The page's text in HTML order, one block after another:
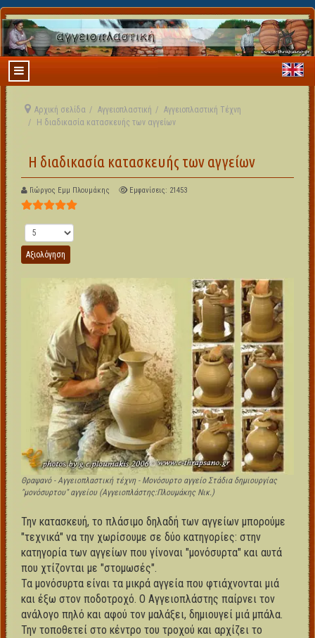
Αρχική σελίδα Αγγειοπλαστική
Αγγειοπλαστική Τέχνη
Η διαδικασία κατασκευής των αγγείων
Η διαδικασία κατασκευής των αγγείων
Γιώργος Εμμ Πλουμάκης Εμφανίσεις: 21453
Αξιολόγηση Χρήστη:
Παρακαλώ αξιολογήστε
Θραψανό - Αγγειοπλαστική τέχνη - Μονόσυρτο αγγείο Στάδια δημιουργίας
"μονόσυρτου" αγγείου (Αγγειοπλάστης:Πλουμάκης Νικ.)
Την κατασκευή, το πλάσιμο δηλαδή των αγγείων μπορούμε
"τεχνικά" να την χωρίσουμε σε δύο κατηγορίες: στην
κατηγορία των αγγείων που γίνοναι "μονόσυρτα" και αυτά
που χτίζονται με "στομωσές".
Τα μονόσυρτα είναι τα μικρά αγγεία που φτιάχνονται μιά
και έξω στον ποδοτροχό. Ο Αγγειοπλάστης παίρνει τον
ανάλογο πηλό και αφού τον μαλάξει, δημιουγεί μιά μπάλα.
Την τοποθετεί στο κέντρο του τροχού και αρχίζει το